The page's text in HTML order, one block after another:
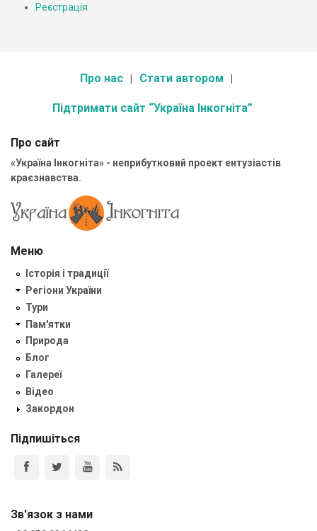
Реєстрація
Про нас Стати автором
Підтримати сайт “Україна Інкогніта”
Про сайт
«Україна Інкогніта» - неприбутковий проект ентузіастів
краєзнавства.
Меню
Історія і традиції
Регіони України
Тури
Пам'ятки
Природа
Блог
Галереї
Відео
Закордон
Підпишіться
Зв'язок з нами